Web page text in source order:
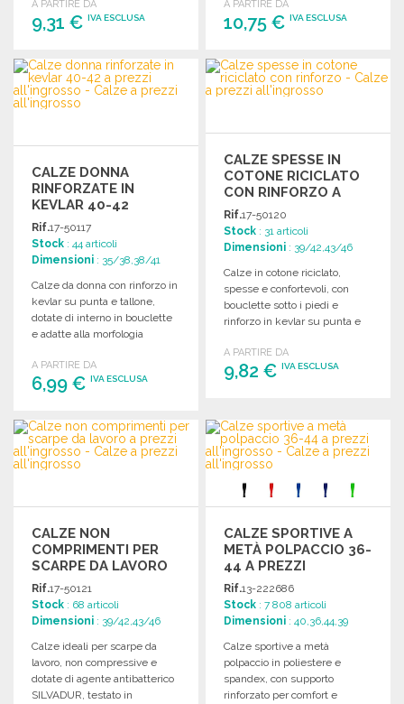
A PARTIRE DA
9,31 € IVA ESCLUSA
ORDINARE
Richiedi un preventivo
A PARTIRE DA
10,75 €IVA ESCLUSA
ORDINARE
Richiedi un preventivo
CALZE DONNA
RINFORZATE IN
KEVLAR 40-42
Rif.17-50117
Stock : 44 articoli
Dimensioni : 35/38,38/41
Calze da donna con rinforzo in
kevlar su punta e tallone,
dotate di interno in bouclette
e adatte alla morfologia
A PARTIRE DA
6,99 € IVA ESCLUSA
ORDINARE
Richiedi un preventivo
CALZE SPESSE IN
COTONE RICICLATO
CON RINFORZO A
PREZZI
ALL'INGROSSO
Rif.17-50120
Stock : 31 articoli
Dimensioni : 39/42,43/46
Calze in cotone riciclato,
spesse e confortevoli, con
bouclette sotto i piedi e
rinforzo in kevlar su punta e
A PARTIRE DA
9,82 €IVA ESCLUSA
Richiedi un preventivo
CALZE NON
COMPRIMENTI PER
SCARPE DA LAVORO
Rif.17-50121
Stock : 68 articoli
Dimensioni : 39/42,43/46
Calze ideali per scarpe da
lavoro, non compressive e
dotate di agente antibatterico
SILVADUR, testato in
CALZE SPORTIVE A
METÀ POLPACCIO 36-
44 A PREZZI
ALL'INGROSSO
Rif.13-222686
Stock : 7 808 articoli
Dimensioni : 40,36,44,39
Calze sportive a metà
polpaccio in poliestere e
spandex, con supporto
rinforzato per comfort e